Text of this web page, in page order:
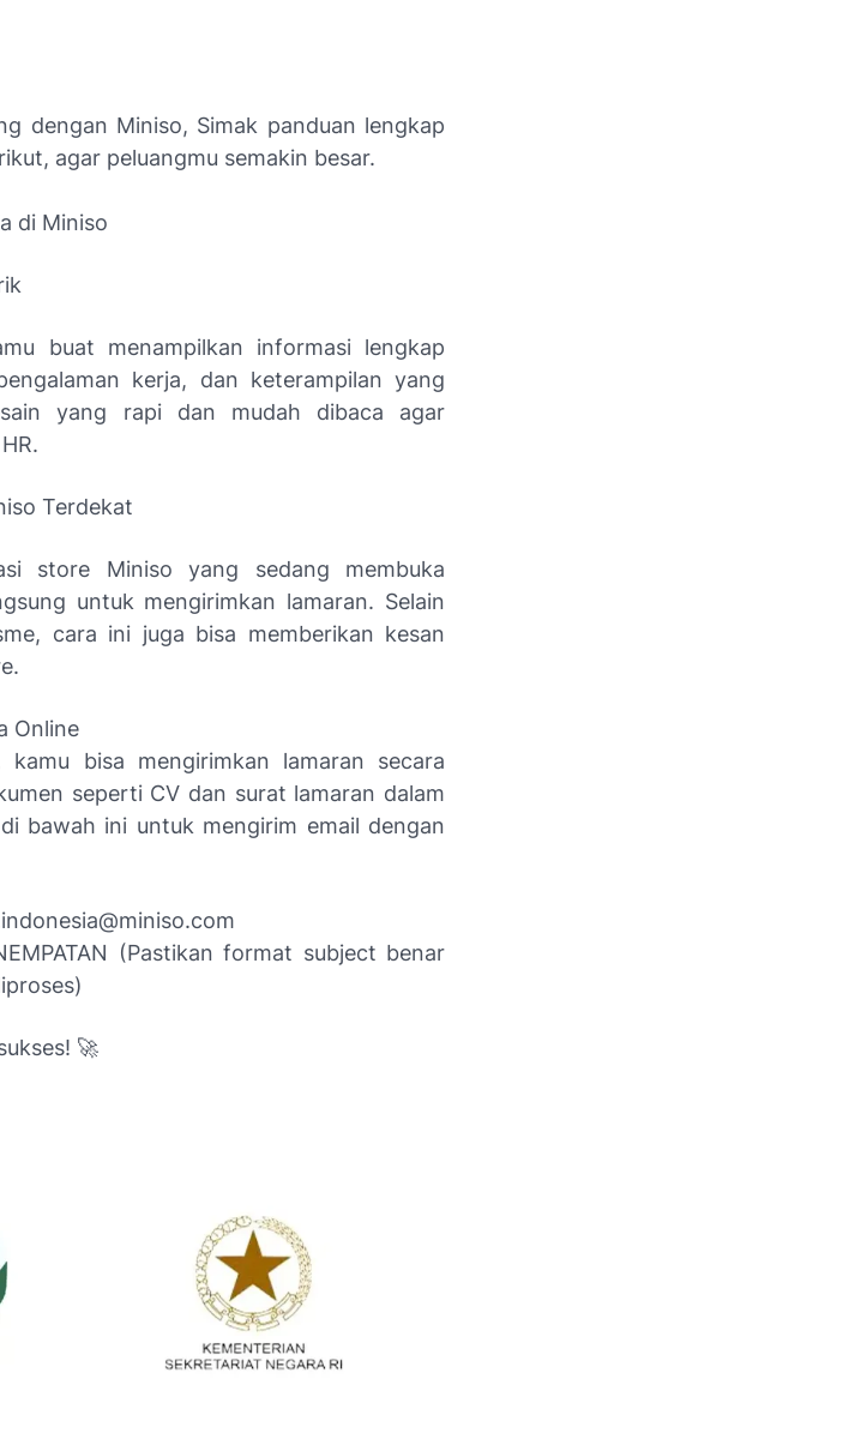
dengan Miniso, Simak panduan lengkap
agar peluangmu semakin besar.
di Miniso
buat menampilkan informasi lengkap
kerja, dan keterampilan yang
yang rapi dan mudah dibaca agar
Terdekat
store Miniso yang sedang membuka
untuk mengirimkan lamaran. Selain
cara ini juga bisa memberikan kesan
Online
kamu bisa mengirimkan lamaran secara
seperti CV dan surat lamaran dalam
bawah ini untuk mengirim email dengan
(Pastikan format subject benar
🚀